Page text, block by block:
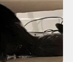
蒜頭要，可
一個「配」
的鹹酥雞。他
並說沒有怪